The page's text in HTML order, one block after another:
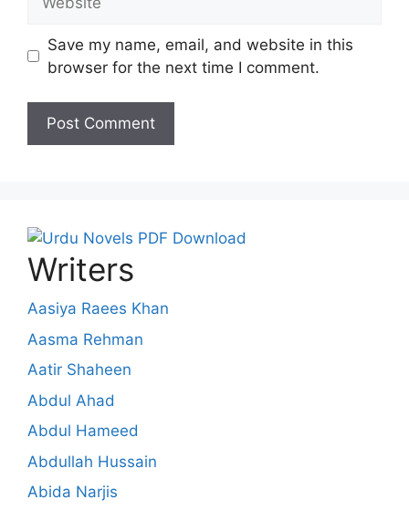
Save my name, email, and website in this
browser for the next time I comment.
Writers
Aasiya Raees Khan
Aasma Rehman
Aatir Shaheen
Abdul Ahad
Abdul Hameed
Abdullah Hussain
Abida Narjis